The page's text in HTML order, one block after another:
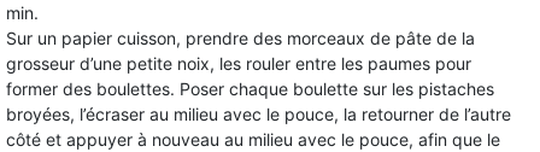
min.
Sur un papier cuisson, prendre des morceaux de pâte de la
grosseur d’une petite noix, les rouler entre les paumes pour
former des boulettes. Poser chaque boulette sur les pistaches
broyées, l’écraser au milieu avec le pouce, la retourner de l’autre
côté et appuyer à nouveau au milieu avec le pouce, afin que le